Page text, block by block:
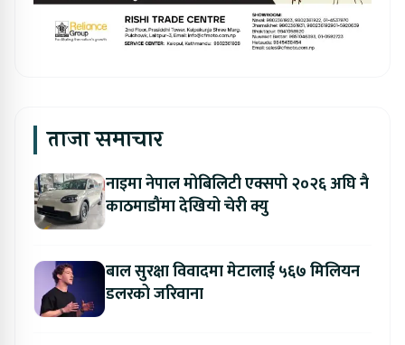
ताजा समाचार
नाइमा नेपाल मोबिलिटी एक्सपो २०२६ अघि नै
काठमाडौंमा देखियो चेरी क्यु
बाल सुरक्षा विवादमा मेटालाई ५६७ मिलियन
डलरको जरिवाना